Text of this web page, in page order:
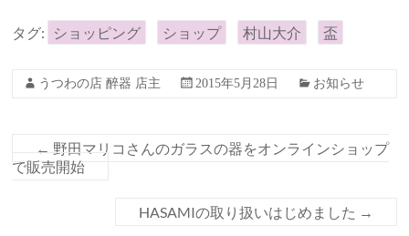
タグ: ショッピング ショップ 村山大介 盃
うつわの店 醉器 店主 2015年5月28日 お知らせ
← 野田マリコさんのガラスの器をオンラインショップ
で販売開始
HASAMIの取り扱いはじめました →